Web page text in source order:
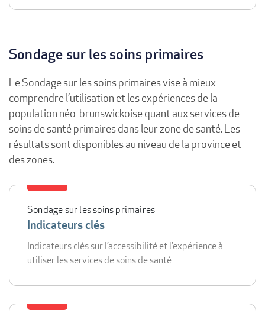
Sondage sur les soins primaires
Le Sondage sur les soins primaires vise à mieux
comprendre l’utilisation et les expériences de la
population néo-brunswickoise quant aux services de
soins de santé primaires dans leur zone de santé. Les
résultats sont disponibles au niveau de la province et
des zones.
Sondage sur les soins primaires
Indicateurs clés
Indicateurs clés sur l’accessibilité et l’expérience à
utiliser les services de soins de santé